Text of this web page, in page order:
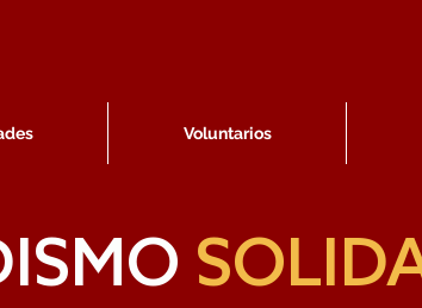
Voluntarios